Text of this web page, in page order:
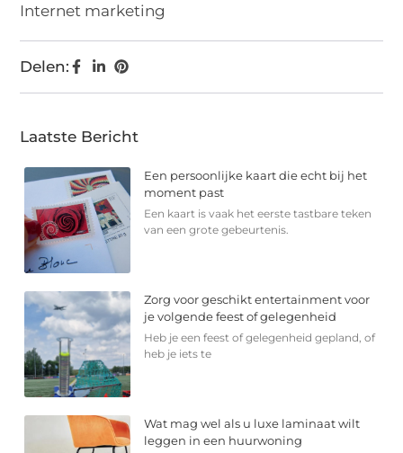
Internet marketing
Delen:
Laatste Bericht
Een persoonlijke kaart die echt bij het
moment past
Een kaart is vaak het eerste tastbare teken
van een grote gebeurtenis.
Zorg voor geschikt entertainment voor
je volgende feest of gelegenheid
Heb je een feest of gelegenheid gepland, of
heb je iets te
Wat mag wel als u luxe laminaat wilt
leggen in een huurwoning